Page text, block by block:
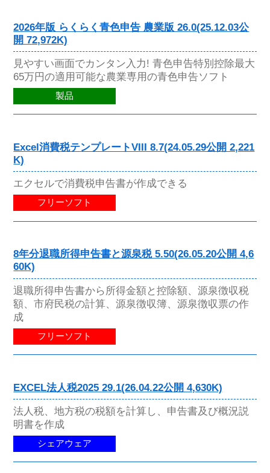
2026年版 らくらく青色申告 農業版 26.0(25.12.03公
開 72,972K)
見やすい画面でカンタン入力! 青色申告特別控除最大
65万円の適用可能な農業専用の青色申告ソフト
製品
Excel消費税テンプレートVIII 8.7(24.05.29公開 2,221
K)
エクセルで消費税申告書が作成できる
フリーソフト
8年分退職所得申告書と源泉税 5.50(26.05.20公開 4,6
60K)
退職所得申告書から所得金額と控除額、源泉徴収税
額、市府民税の計算、源泉徴収簿、源泉徴収票の作
成
フリーソフト
EXCEL法人税2025 29.1(26.04.22公開 4,630K)
法人税、地方税の税額を計算し、申告書及び概況説
明書を作成
シェアウェア